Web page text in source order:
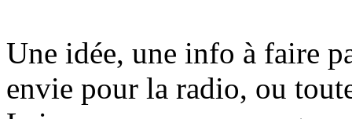
Une idée, une info à faire
envie pour la radio, ou